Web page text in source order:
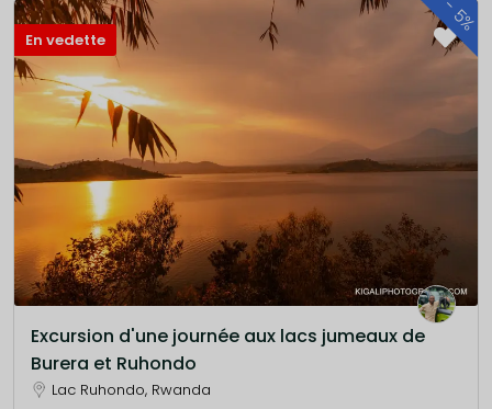
-
5%
En vedette
Excursion d'une journée aux lacs jumeaux de
Burera et Ruhondo
Lac Ruhondo, Rwanda